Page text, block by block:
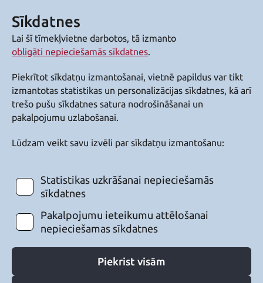
Sīkdatnes
Lai šī tīmekļvietne darbotos, tā izmanto
obligāti nepieciešamās sīkdatnes.
Piekrītot sīkdatņu izmantošanai, vietnē papildus var tikt
izmantotas statistikas un personalizācijas sīkdatnes, kā arī
trešo pušu sīkdatnes satura nodrošināšanai un
pakalpojumu uzlabošanai.
Lūdzam veikt savu izvēli par sīkdatņu izmantošanu:
Statistikas uzkrāšanai nepieciešamās
sīkdatnes
Pakalpojumu ieteikumu attēlošanai
nepieciešamas sīkdatnes
Piekrist visām